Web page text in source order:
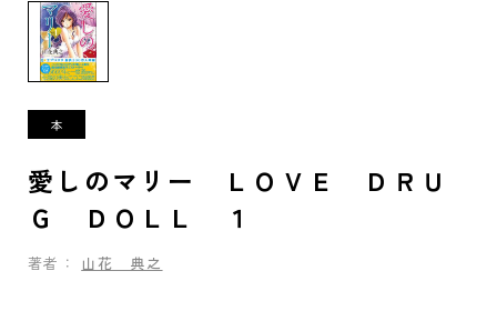
愛しのマリー ＬＯＶＥ ＤＲＵ
Ｇ ＤＯＬＬ １
著者： 山花 典之